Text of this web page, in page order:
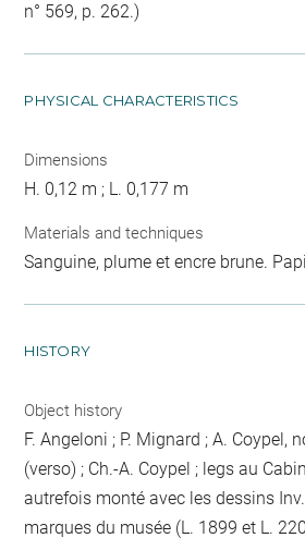
n° 569, p. 262.)
PHYSICAL CHARACTERISTICS
Dimensions
H. 0,12 m ; L. 0,177 m
Materials and techniques
Sanguine, plume et encre brune.
HISTORY
Object history
F. Angeloni ; P. Mignard ; A. Coypel,
(verso) ; Ch.-A. Coypel ; legs au
autrefois monté avec les dessins
marques du musée (L. 1899 et L.